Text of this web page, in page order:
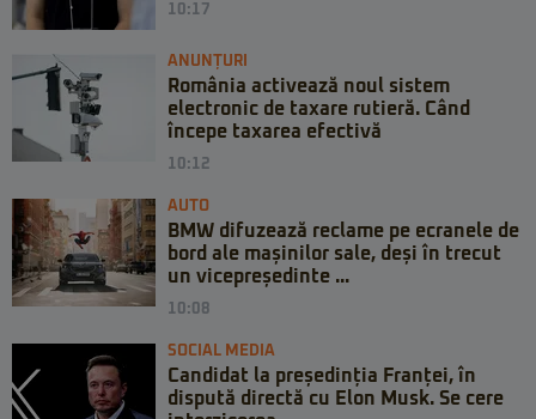
10:17
ANUNȚURI
România activează noul sistem
electronic de taxare rutieră. Când
începe taxarea efectivă
10:12
AUTO
BMW difuzează reclame pe ecranele de
bord ale mașinilor sale, deși în trecut
un vicepreședinte ...
10:08
SOCIAL MEDIA
Candidat la președinția Franței, în
dispută directă cu Elon Musk. Se cere